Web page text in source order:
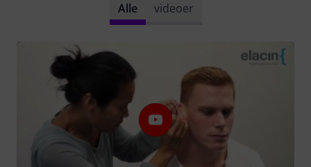
Alle videoer